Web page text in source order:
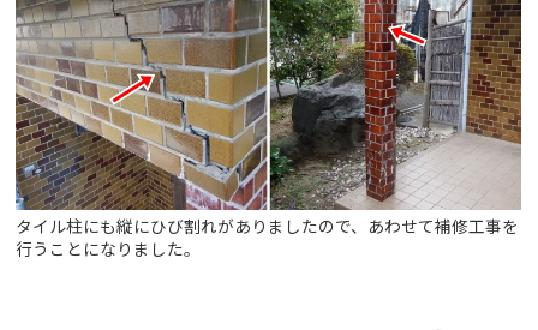
タイル柱にも縦にひび割れがありましたので、あわせて補修工事を
行うことになりました。